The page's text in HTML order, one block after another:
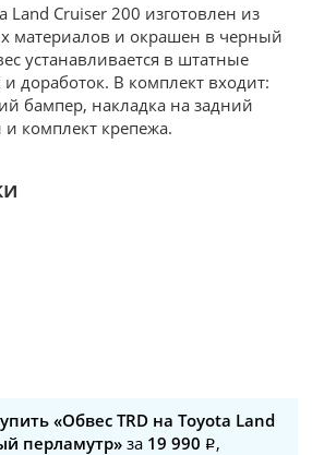
Land Cruiser 200 изготовлен из
материалов и окрашен в черный
устанавливается в штатные
и доработок. В комплект входит:
бампер, накладка на задний
комплект крепежа.
«Обвес TRD на Toyota Land
перламутр» за 19 990
,